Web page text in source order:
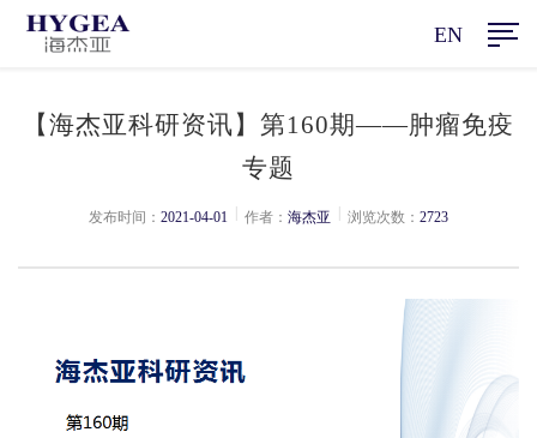
EN
【海杰亚科研资讯】第160期——肿瘤免疫
专题
发布时间： 2021-04-01 作者： 海杰亚 浏览次数： 2723